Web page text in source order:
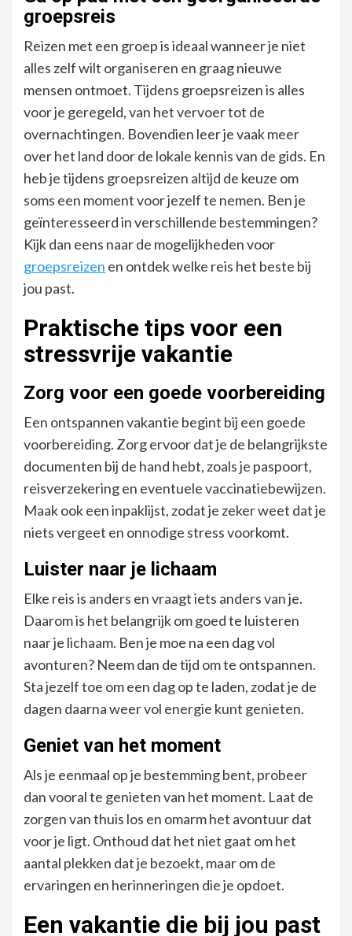
groepsreis
Reizen met een groep is ideaal wanneer je niet
alles zelf wilt organiseren en graag nieuwe
mensen ontmoet. Tijdens groepsreizen is alles
voor je geregeld, van het vervoer tot de
overnachtingen. Bovendien leer je vaak meer
over het land door de lokale kennis van de gids. En
heb je tijdens groepsreizen altijd de keuze om
soms een moment voor jezelf te nemen. Ben je
geïnteresseerd in verschillende bestemmingen?
Kijk dan eens naar de mogelijkheden voor
groepsreizen en ontdek welke reis het beste bij
jou past.
Praktische tips voor een
stressvrije vakantie
Zorg voor een goede voorbereiding
Een ontspannen vakantie begint bij een goede
voorbereiding. Zorg ervoor dat je de belangrijkste
documenten bij de hand hebt, zoals je paspoort,
reisverzekering en eventuele vaccinatiebewijzen.
Maak ook een inpaklijst, zodat je zeker weet dat je
niets vergeet en onnodige stress voorkomt.
Luister naar je lichaam
Elke reis is anders en vraagt iets anders van je.
Daarom is het belangrijk om goed te luisteren
naar je lichaam. Ben je moe na een dag vol
avonturen? Neem dan de tijd om te ontspannen.
Sta jezelf toe om een dag op te laden, zodat je de
dagen daarna weer vol energie kunt genieten.
Geniet van het moment
Als je eenmaal op je bestemming bent, probeer
dan vooral te genieten van het moment. Laat de
zorgen van thuis los en omarm het avontuur dat
voor je ligt. Onthoud dat het niet gaat om het
aantal plekken dat je bezoekt, maar om de
ervaringen en herinneringen die je opdoet.
Een vakantie die bij jou past